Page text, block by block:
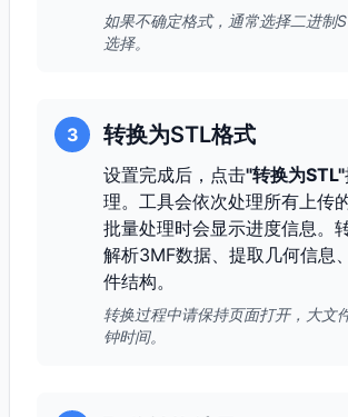
如果不确定格式，通常选择二进制
选择。
3 转换为STL格式
设置完成后，点击"转换为STL"
理。工具会依次处理所有上传
批量处理时会显示进度信息。
解析3MF数据、提取几何信息
件结构。
转换过程中请保持页面打开，大文
钟时间。